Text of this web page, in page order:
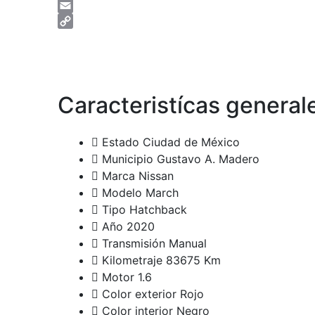
Messenger
Email
Caracteristícas
Estado Ciudad de México
Municipio Gustavo A. Madero
Marca Nissan
Modelo March
Tipo Hatchback
Año 2020
Transmisión Manual
Kilometraje 83675 Km
Motor 1.6
Color exterior Rojo
Color interior Negro